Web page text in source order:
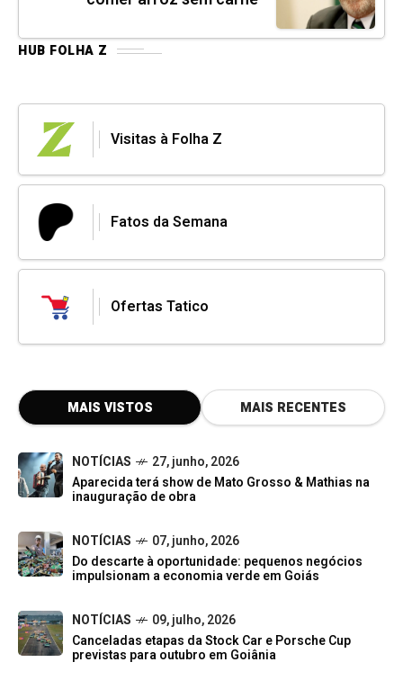
HUB FOLHA Z
Visitas à Folha Z
Fatos da Semana
Ofertas Tatico
MAIS VISTOS MAIS RECENTES
NOTÍCIAS
27, junho, 2026
Aparecida terá show de Mato Grosso & Mathias na
inauguração de obra
NOTÍCIAS
07, junho, 2026
Do descarte à oportunidade: pequenos negócios
impulsionam a economia verde em Goiás
NOTÍCIAS
09, julho, 2026
Canceladas etapas da Stock Car e Porsche Cup
previstas para outubro em Goiânia